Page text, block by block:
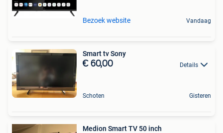
Bezoek website Vandaag
Smart tv Sony
€ 60,00 Details
Schoten Gisteren
Medion Smart TV 50 inch